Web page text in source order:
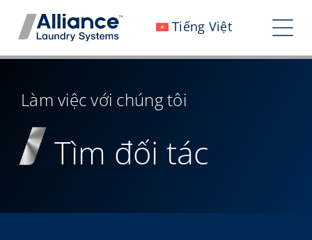
qua
Tiếng Việt
Làm việc với chúng tôi
Tác động của chúng tôi
Phòng tin tức
Làm việc với chúng tôi
Tìm đối tác